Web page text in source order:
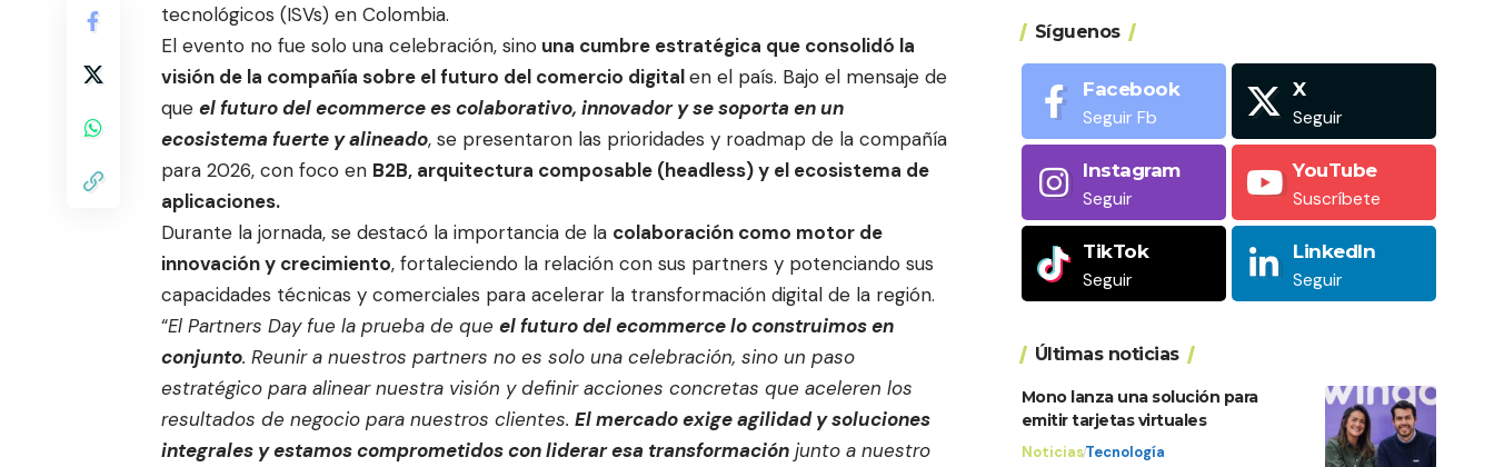
tecnológicos (ISVs) en Colombia.
El evento no fue solo una celebración, sino una cumbre estratégica que consolidó la
visión de la compañía sobre el futuro del comercio digitalen el país. Bajo el mensaje de
que el futuro del ecommerce es colaborativo, innovador y se soporta en un
ecosistema fuerte y alineado, se presentaron las prioridades y roadmap de la compañía
para 2026, con foco en B2B, arquitectura composable (headless) y el ecosistema de
aplicaciones.
Durante la jornada, se destacó la importancia de la colaboración como motor de
innovación y crecimiento, fortaleciendo la relación con sus partners y potenciando sus
capacidades técnicas y comerciales para acelerar la transformación digital de la región.
“El Partners Day fue la prueba de que el futuro del ecommerce lo construimos en
conjunto. Reunir a nuestros partners no es solo una celebración, sino un paso
estratégico para alinear nuestra visión y definir acciones concretas que aceleren los
resultados de negocio para nuestros clientes. El mercado exige agilidad y soluciones
integrales y estamos comprometidos con liderar esa transformación junto a nuestro
Síguenos
Facebook
Seguir Fb
X
Seguir
Instagram
Seguir
YouTube
Suscríbete
TikTok
Seguir
LinkedIn
Seguir
Últimas noticias
Mono lanza una solución para
emitir tarjetas virtuales
NoticiasTecnología